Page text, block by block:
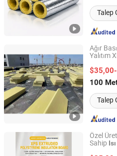
Talep
Ağır
Yalıtım
100
Talep
Changsha Baozhinuan
Hunan, China
Özel
Sahip Isı
Changsha Baozhinuan